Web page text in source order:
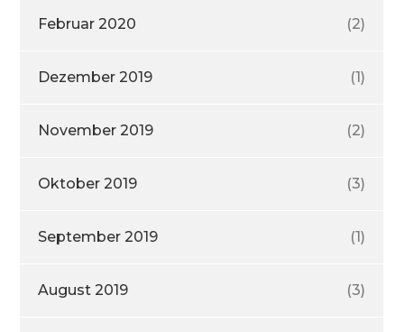
Februar 2020 (2)
Dezember 2019 (1)
November 2019 (2)
Oktober 2019 (3)
September 2019 (1)
August 2019 (3)